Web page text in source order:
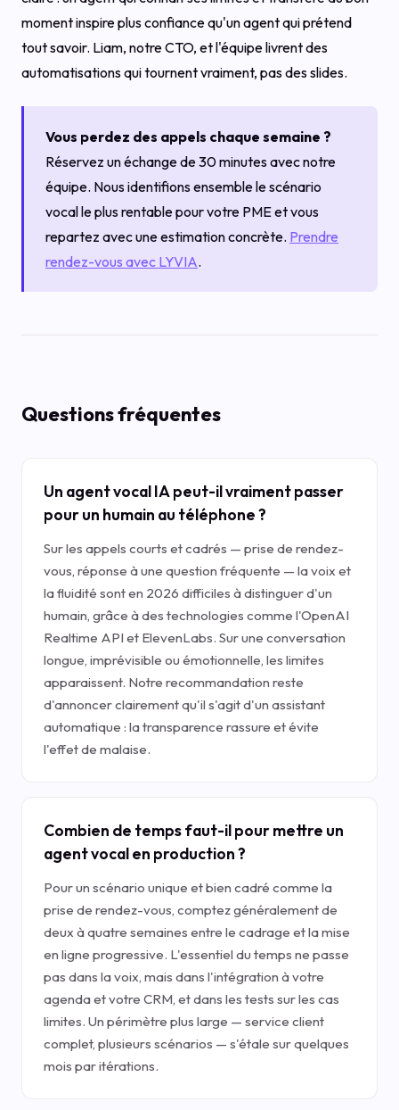
moment inspire plus confiance qu'un agent qui prétend
tout savoir. Liam, notre CTO, et l'équipe livrent des
automatisations qui tournent vraiment, pas des slides.
Vous perdez des appels chaque semaine ?
Réservez un échange de 30 minutes avec notre
équipe. Nous identifions ensemble le scénario
vocal le plus rentable pour votre PME et vous
repartez avec une estimation concrète. Prendre
rendez-vous avec LYVIA.
Questions fréquentes
Un agent vocal IA peut-il vraiment passer
pour un humain au téléphone ?
Sur les appels courts et cadrés — prise de rendez-
vous, réponse à une question fréquente — la voix et
la fluidité sont en 2026 difficiles à distinguer d'un
humain, grâce à des technologies comme l'OpenAI
Realtime API et ElevenLabs. Sur une conversation
longue, imprévisible ou émotionnelle, les limites
apparaissent. Notre recommandation reste
d'annoncer clairement qu'il s'agit d'un assistant
automatique : la transparence rassure et évite
l'effet de malaise.
Combien de temps faut-il pour mettre un
agent vocal en production ?
Pour un scénario unique et bien cadré comme la
prise de rendez-vous, comptez généralement de
deux à quatre semaines entre le cadrage et la mise
en ligne progressive. L'essentiel du temps ne passe
pas dans la voix, mais dans l'intégration à votre
agenda et votre CRM, et dans les tests sur les cas
limites. Un périmètre plus large — service client
complet, plusieurs scénarios — s'étale sur quelques
mois par itérations.